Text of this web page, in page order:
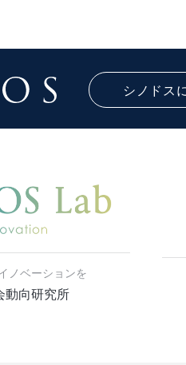
シノドス
ノベーションを
動向研究所